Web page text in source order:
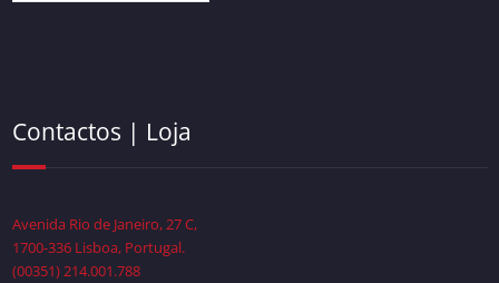
Contactos | Loja
Avenida Rio de Janeiro, 27 C,
1700-336 Lisboa, Portugal.
(00351) 214.001.788